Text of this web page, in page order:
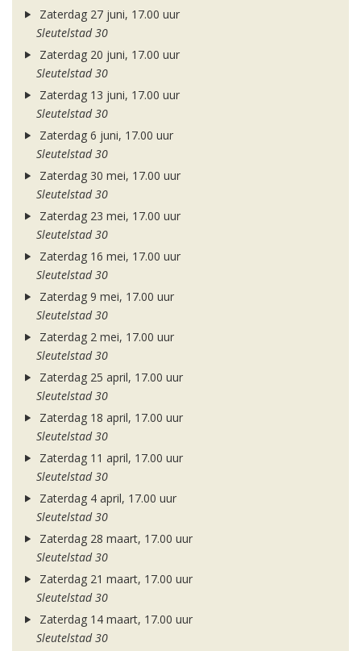
Zaterdag 27 juni, 17.00 uur
Sleutelstad 30
Zaterdag 20 juni, 17.00 uur
Sleutelstad 30
Zaterdag 13 juni, 17.00 uur
Sleutelstad 30
Zaterdag 6 juni, 17.00 uur
Sleutelstad 30
Zaterdag 30 mei, 17.00 uur
Sleutelstad 30
Zaterdag 23 mei, 17.00 uur
Sleutelstad 30
Zaterdag 16 mei, 17.00 uur
Sleutelstad 30
Zaterdag 9 mei, 17.00 uur
Sleutelstad 30
Zaterdag 2 mei, 17.00 uur
Sleutelstad 30
Zaterdag 25 april, 17.00 uur
Sleutelstad 30
Zaterdag 18 april, 17.00 uur
Sleutelstad 30
Zaterdag 11 april, 17.00 uur
Sleutelstad 30
Zaterdag 4 april, 17.00 uur
Sleutelstad 30
Zaterdag 28 maart, 17.00 uur
Sleutelstad 30
Zaterdag 21 maart, 17.00 uur
Sleutelstad 30
Zaterdag 14 maart, 17.00 uur
Sleutelstad 30